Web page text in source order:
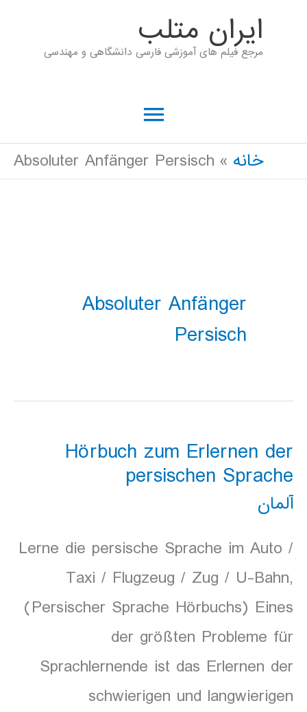
ايران متلب
مرجع فیلم های آموزشی فارسی دانشگاهی و مهندسی
فهرست
اصلی
خانه Absoluter Anfänger Persisch
Absoluter Anfänger
Persisch
Hörbuch zum Erlernen der
persischen Sprache
آلمان
Lerne die persische Sprache im Auto /
Taxi / Flugzeug / Zug / U-Bahn,
(Persischer Sprache Hörbuchs) Eines
der größten Probleme für
Sprachlernende ist das Erlernen der
schwierigen und langwierigen